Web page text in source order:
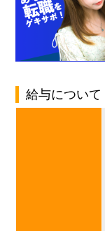
給与について